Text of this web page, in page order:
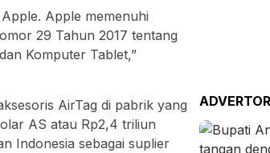
Apple memenuhi
29 Tahun 2017 tentang
Komputer Tablet,”
AirTag di pabrik yang
AS atau Rp2,4 triliun
Indonesia sebagai suplier